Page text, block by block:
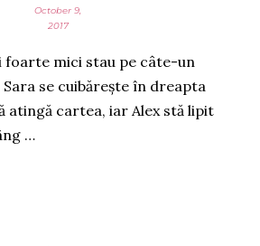
October 9,
2017
foarte mici stau pe câte-un
se cuibărește în dreapta
atingă cartea, iar Alex stă lipit
…